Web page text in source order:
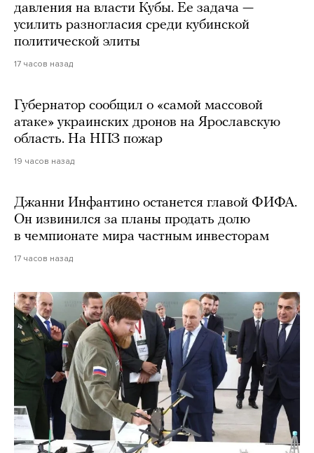
давления на власти Кубы. Ее задача —
усилить разногласия среди кубинской
политической элиты
17 часов назад
Губернатор сообщил о «самой массовой
атаке» украинских дронов на Ярославскую
область. На НПЗ пожар
19 часов назад
Джанни Инфантино останется главой ФИФА.
Он извинился за планы продать долю
в чемпионате мира частным инвесторам
17 часов назад